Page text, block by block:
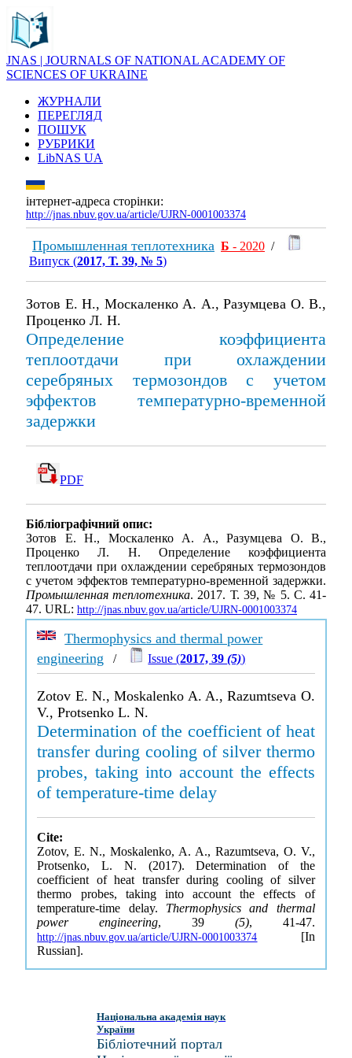
JNAS | JOURNALS OF NATIONAL ACADEMY OF
SCIENCES OF UKRAINE
ЖУРНАЛИ
ПЕРЕГЛЯД
ПОШУК
РУБРИКИ
LibNAS UA
інтернет-адреса сторінки:
http://jnas.nbuv.gov.ua/article/UJRN-0001003374
Промышленная теплотехника Б - 2020 /
Випуск (2017, Т. 39, № 5)
Зотов Е. Н., Москаленко А. А., Разумцева О. В.,
Проценко Л. Н.
Определение коэффициента
теплоотдачи при охлаждении
серебряных термозондов с учетом
эффектов температурно-временной
задержки
PDF
Бібліографічний опис:
Зотов Е. Н., Москаленко А. А., Разумцева О. В.,
Проценко Л. Н. Определение коэффициента
теплоотдачи при охлаждении серебряных термозондов
с учетом эффектов температурно-временной задержки.
Промышленная теплотехника. 2017. Т. 39, № 5. С. 41-
47. URL: http://jnas.nbuv.gov.ua/article/UJRN-0001003374
Thermophysics and thermal power
engineering / Issue (2017, 39(5))
Zotov E. N., Moskalenko A. A., Razumtseva O.
V., Protsenko L. N.
Determination of the coefficient of heat
transfer during cooling of silver thermo
probes, taking into account the effects
of temperature-time delay
Cite:
Zotov, E. N., Moskalenko, A. A., Razumtseva, O. V.,
Protsenko, L. N. (2017). Determination of the
coefficient of heat transfer during cooling of silver
thermo probes, taking into account the effects of
temperature-time delay. Thermophysics and thermal
power engineering, 39 (5), 41-47.
http://jnas.nbuv.gov.ua/article/UJRN-0001003374 [In
Russian].
Національна академія наук
України
Бібліотечний портал